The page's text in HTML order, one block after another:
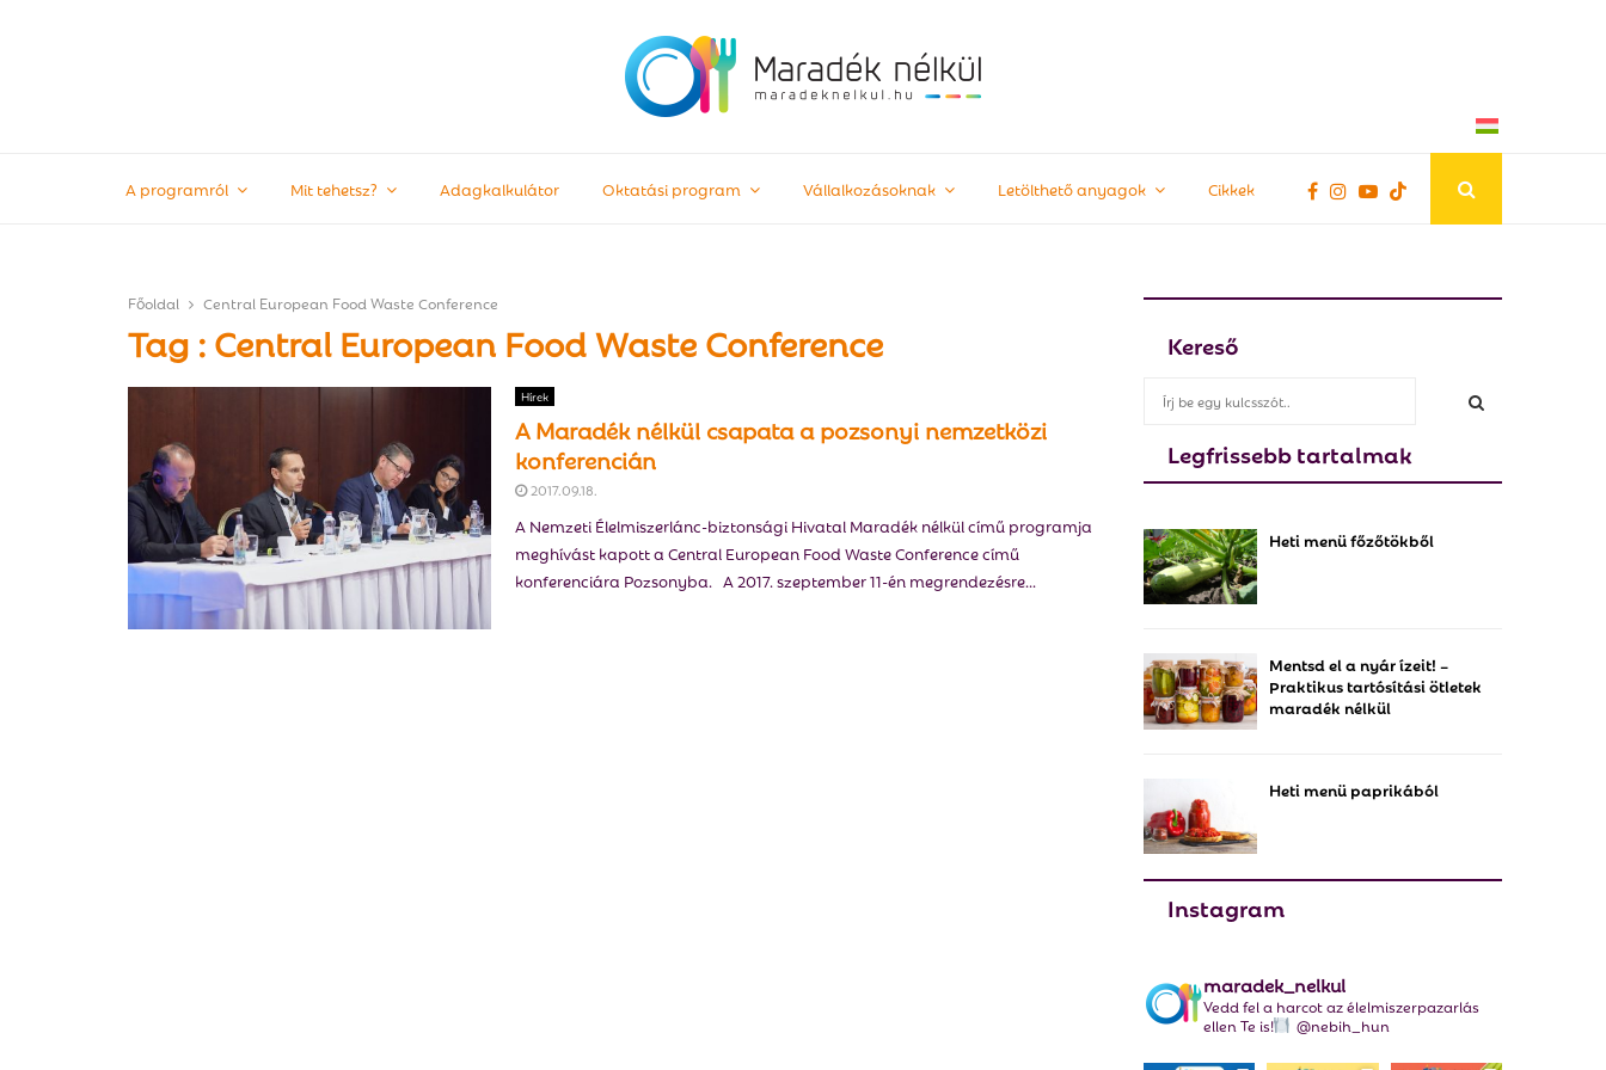
A programról Mit tehetsz? Adagkalkulátor Oktatási program Vállalkozásoknak Letölthető anyagok Cikkek
Főoldal Central European Food Waste Conference
Tag : Central European Food Waste Conference
Hírek
A Maradék nélkül csapata a pozsonyi nemzetközi
konferencián
2017.09.18.
A Nemzeti Élelmiszerlánc-biztonsági Hivatal Maradék nélkül című programja
meghívást kapott a Central European Food Waste Conference című
konferenciára Pozsonyba. A 2017. szeptember 11-én megrendezésre...
Kereső
c
f
o
r
H
Legfrissebb tartalmak
Heti menü főzőtökből
Mentsd el a nyár ízeit! –
Praktikus tartósítási ötletek
maradék nélkül
Heti menü paprikából
Instagram
maradek_nelkul
Vedd fel a harcot az élelmiszerpazarlás
ellen Te is!
@nebih_hun